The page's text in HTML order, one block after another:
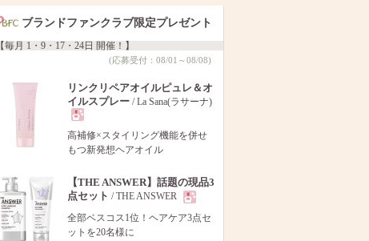
ブランドファンクラブ限定プレゼント
【毎月 1・9・17・24日 開催！】
(応募受付：08/01～08/08)
リンクリペアオイルピュレ＆オ
イルスプレー / La Sana(ラサーナ)
現
品
高補修×スタイリング機能を併せ
もつ新発想ヘアオイル
【THE ANSWER】話題の現品3
点セット / THE ANSWER
現
全部ベスコス1位！ヘアケア3点セ
ットを20名様に